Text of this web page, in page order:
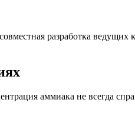
разработка
аммиака не всегда